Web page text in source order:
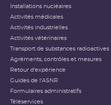
Installations nucléaires
Activités médicales
Activités industrielles
Activités vétérinaires
Transport de substances radioactives
Agréments, contrôles et mesures
Retour d'expérience
Guides de l'ASNR
Formulaires administratifs
Téléservices